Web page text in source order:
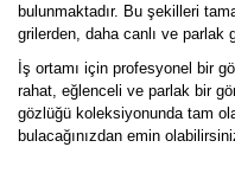
bulunmaktadır. Bu şekilleri
grilerden, daha canlı ve parlak
İş ortamı için profesyonel bir
rahat, eğlenceli ve parlak bir
gözlüğü koleksiyonunda tam
bulacağınızdan emin